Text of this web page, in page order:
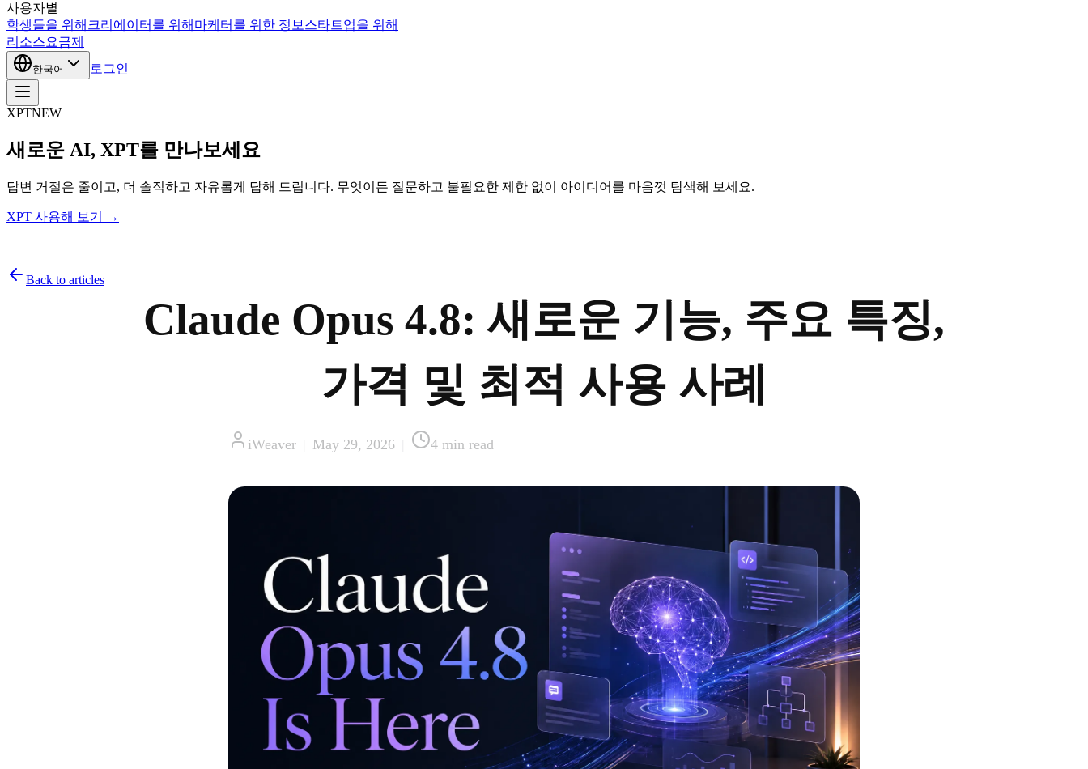
사용자별
학생들을 위해 크리에이터를 위해 마케터를 위한 정보 스타트업을 위해
리소스요금제
한국어 로그인
XPTNEW
새로운 AI, XPT를 만나보세요
답변 거절은 줄이고, 더 솔직하고 자유롭게 답해 드립니다. 무엇이든 질문하고 불필요한 제한 없이 아이디어를 마음껏 탐색해 보세요.
XPT 사용해 보기 →
Back to articles
Claude Opus 4.8: 새로운 기능, 주요 특징,
가격 및 최적 사용 사례
iWeaver May 29, 2026 4 min read